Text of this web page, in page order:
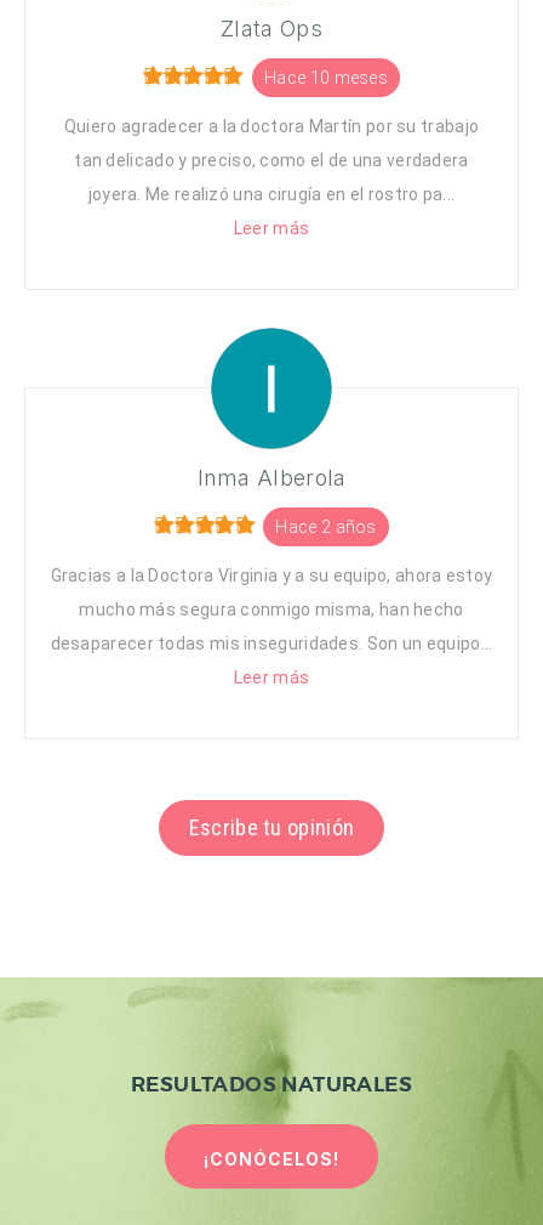
Zlata Ops
Hace 10 meses
Quiero agradecer a la doctora Martín por su trabajo
tan delicado y preciso, como el de una verdadera
joyera. Me realizó una cirugía en el rostro pa...
Leer más
Inma Alberola
Hace 2 años
Gracias a la Doctora Virginia y a su equipo, ahora estoy
mucho más segura conmigo misma, han hecho
desaparecer todas mis inseguridades. Son un equipo...
Leer más
Escribe tu opinión
RESULTADOS NATURALES
¡CONÓCELOS!